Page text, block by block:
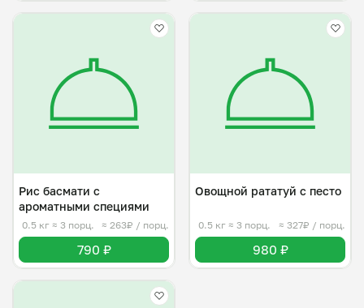
Рис басмати с
ароматными специями
0.5 кг ≈ 3 порц. ≈ 263₽ / порц.
790 ₽
Овощной рататуй с песто
0.5 кг ≈ 3 порц. ≈ 327₽ / порц.
980 ₽